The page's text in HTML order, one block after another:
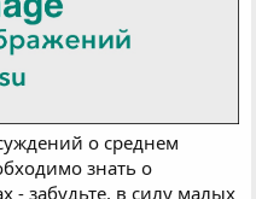
о среднем
знать о
- забудьте, в силу малых